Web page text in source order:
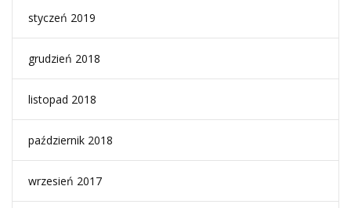
styczeń 2019
grudzień 2018
listopad 2018
październik 2018
wrzesień 2017